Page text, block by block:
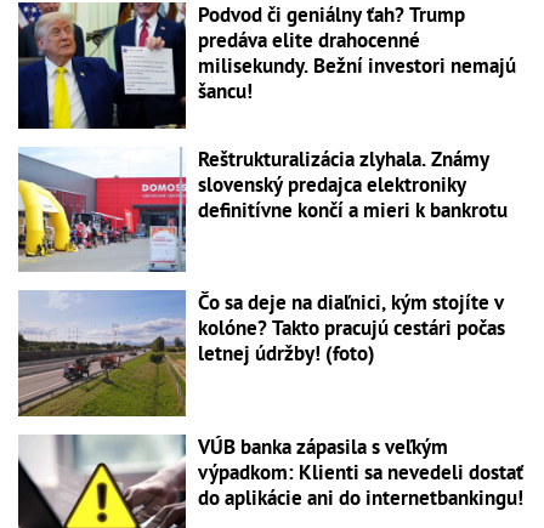
Podvod či geniálny ťah? Trump
predáva elite drahocenné
milisekundy. Bežní investori nemajú
šancu!
Reštrukturalizácia zlyhala. Známy
slovenský predajca elektroniky
definitívne končí a mieri k bankrotu
Čo sa deje na diaľnici, kým stojíte v
kolóne? Takto pracujú cestári počas
letnej údržby! (foto)
VÚB banka zápasila s veľkým
výpadkom: Klienti sa nevedeli dostať
do aplikácie ani do internetbankingu!